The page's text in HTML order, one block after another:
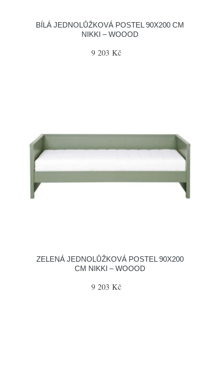
BÍLÁ JEDNOLŮŽKOVÁ POSTEL 90X200 CM
NIKKI – WOOOD
9 203 Kč
ZELENÁ JEDNOLŮŽKOVÁ POSTEL 90X200
CM NIKKI – WOOOD
9 203 Kč